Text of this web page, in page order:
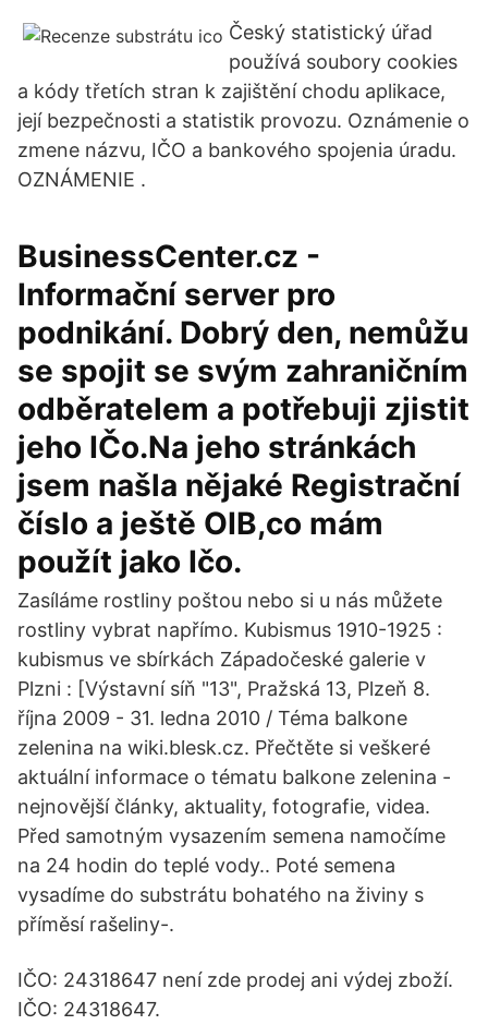
Český statistický úřad
používá soubory cookies
a kódy třetích stran k zajištění chodu aplikace,
její bezpečnosti a statistik provozu. Oznámenie o
zmene názvu, IČO a bankového spojenia úradu.
OZNÁMENIE .
BusinessCenter.cz -
Informační server pro
podnikání. Dobrý den, nemůžu
se spojit se svým zahraničním
odběratelem a potřebuji zjistit
jeho IČo.Na jeho stránkách
jsem našla nějaké Registrační
číslo a ještě OIB,co mám
použít jako Ičo.
Zasíláme rostliny poštou nebo si u nás můžete
rostliny vybrat napřímo. Kubismus 1910-1925 :
kubismus ve sbírkách Západočeské galerie v
Plzni : [Výstavní síň "13", Pražská 13, Plzeň 8.
října 2009 - 31. ledna 2010 / Téma balkone
zelenina na wiki.blesk.cz. Přečtěte si veškeré
aktuální informace o tématu balkone zelenina -
nejnovější články, aktuality, fotografie, videa.
Před samotným vysazením semena namočíme
na 24 hodin do teplé vody.. Poté semena
vysadíme do substrátu bohatého na živiny s
příměsí rašeliny-.
IČO: 24318647 není zde prodej ani výdej zboží.
IČO: 24318647.